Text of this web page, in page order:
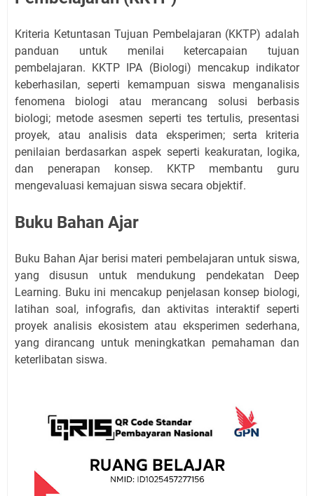
Kriteria Ketuntasan Tujuan Pembelajaran (KKTP) adalah
panduan untuk menilai ketercapaian tujuan
pembelajaran. KKTP IPA (Biologi) mencakup indikator
keberhasilan, seperti kemampuan siswa menganalisis
fenomena biologi atau merancang solusi berbasis
biologi; metode asesmen seperti tes tertulis, presentasi
proyek, atau analisis data eksperimen; serta kriteria
penilaian berdasarkan aspek seperti keakuratan, logika,
dan penerapan konsep. KKTP membantu guru
mengevaluasi kemajuan siswa secara objektif.
Buku Bahan Ajar
Buku Bahan Ajar berisi materi pembelajaran untuk siswa,
yang disusun untuk mendukung pendekatan Deep
Learning. Buku ini mencakup penjelasan konsep biologi,
latihan soal, infografis, dan aktivitas interaktif seperti
proyek analisis ekosistem atau eksperimen sederhana,
yang dirancang untuk meningkatkan pemahaman dan
keterlibatan siswa.